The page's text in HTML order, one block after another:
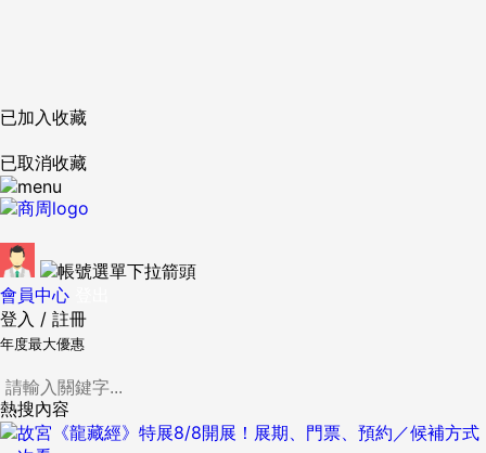
已加入收藏
已取消收藏
會員中心
登入 / 註冊
年度最大優惠
熱搜內容